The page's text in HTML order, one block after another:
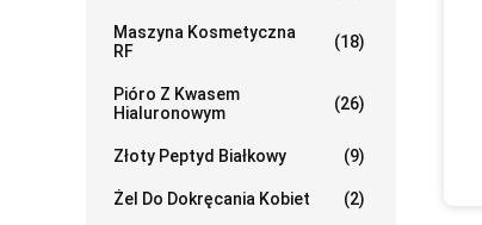
Maszyna Kosmetyczna
RF
(18)
Pióro Z Kwasem
Hialuronowym
(26)
Złoty Peptyd Białkowy (9)
Żel Do Dokręcania Kobiet (2)